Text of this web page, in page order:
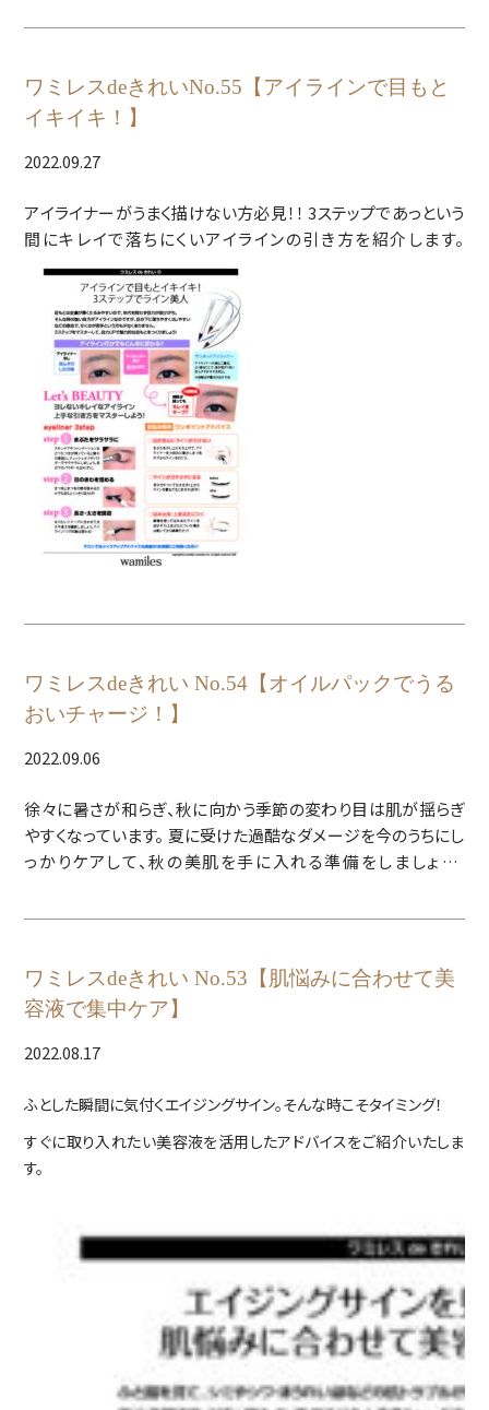
ワミレスdeきれいNo.55【アイラインで目もと
イキイキ！】
2022.09.27
アイライナーがうまく描けない方必見！！ 3ステップであっという
間にキレイで落ちにくいアイラインの引き方を紹介します。
ワミレスdeきれい No.54【オイルパックでうる
おいチャージ！】
2022.09.06
徐々に暑さが和らぎ、秋に向かう季節の変わり目は肌が揺らぎ
やすくなっています。 夏に受けた過酷なダメージを今のうちにし
っかりケアして、秋の美肌を手に入れる準備をしましょう！
ワミレスdeきれい No.53【肌悩みに合わせて美
容液で集中ケア】
2022.08.17
ふとした瞬間に気付くエイジングサイン。そんな時こそタイミング！
すぐに取り入れたい美容液を活用したアドバイスをご紹介いたしま
す。